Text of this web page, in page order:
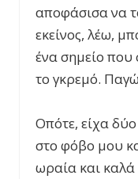
αποφάσισα να
εκείνος, λέω,
ένα σημείο
το γκρεμό.
Οπότε, είχα
στο φόβο μου
ωραία και καλά